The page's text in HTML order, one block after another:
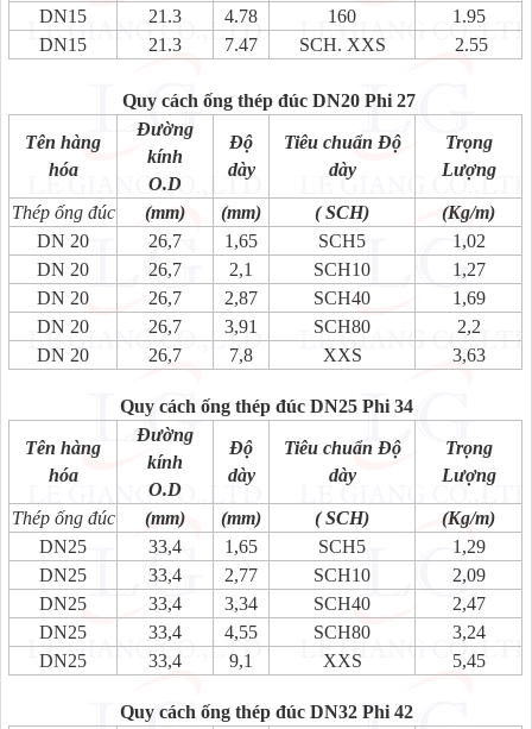
DN15
21.3 4.78 160
1.95
DN15
21.3 7.47 SCH. XXS 2.55
Quy cách ống thép đúc DN20 Phi 27
Tên hàng
hóa
Đường
kính
O.D
Độ
dày
Tiêu chuẩn Độ
dày
Trọng
Lượng
Thép ống đúc (mm) (mm) ( SCH)
(Kg/m)
DN 20
26,7 1,65 SCH5
1,02
DN 20
26,7 2,1 SCH10
1,27
DN 20
26,7 2,87 SCH40
1,69
DN 20
26,7 3,91 SCH80
2,2
DN 20
26,7 7,8 XXS 3,63
Quy cách ống thép đúc DN25 Phi 34
Tên hàng
hóa
Đường
kính
O.D
Độ
dày
Tiêu chuẩn Độ
dày
Trọng
Lượng
Thép ống đúc (mm) (mm) ( SCH)
(Kg/m)
DN25
33,4 1,65 SCH5
1,29
DN25
33,4 2,77 SCH10
2,09
DN25
33,4 3,34 SCH40
2,47
DN25
33,4 4,55 SCH80
3,24
DN25
33,4 9,1 XXS 5,45
Quy cách ống thép đúc DN32 Phi 42